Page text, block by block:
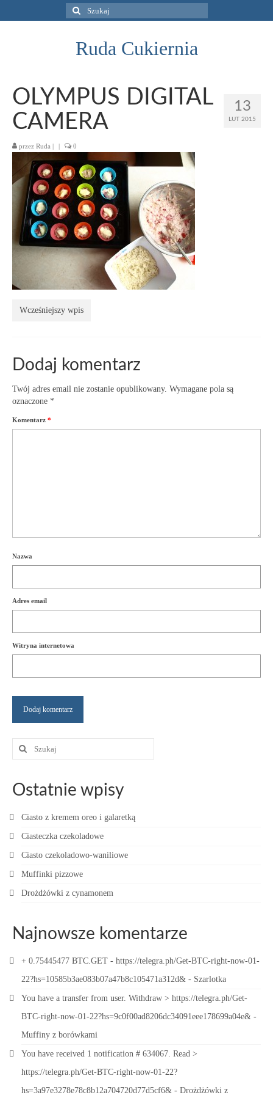
Szuklaj
w:
Ruda Cukiernia
13
LUT 2015
OLYMPUS DIGITAL
CAMERA
przez Ruda | | 0
Wcześniejszy wpis
Dodaj komentarz
Twój adres email nie zostanie opublikowany. Wymagane pola są
oznaczone *
Komentarz *
Nazwa
Adres email
Witryna internetowa
Szuklaj
Ostatnie wpisy
Ciasto z kremem oreo i galaretką
Ciasteczka czekoladowe
Ciasto czekoladowo-waniliowe
Muffinki pizzowe
Drożdżówki z cynamonem
Najnowsze komentarze
+ 0.75445477 BTC.GET - https://telegra.ph/Get-BTC-right-now-01-
22?hs=10585b3ae083b07a47b8c105471a312d& - Szarlotka
You have a transfer from user. Withdrаw > https://telegra.ph/Get-
BTC-right-now-01-22?hs=9c0f00ad8206dc34091eee178699a04e& -
Muffiny z borówkami
You have received 1 notification # 634067. Read >
https://telegra.ph/Get-BTC-right-now-01-22?
hs=3a97e3278e78c8b12a704720d77d5cf6& - Drożdżówki z